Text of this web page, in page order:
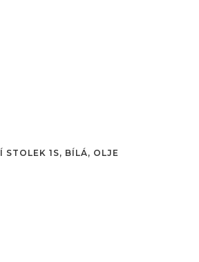
STOLEK 1S, BÍLÁ, OLJE